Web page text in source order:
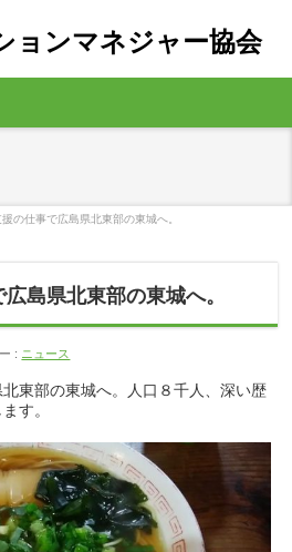
ョンマネジャー協会
援の仕事で広島県北東部の東城へ。
島県北東部の東城へ。
: ニュース
東部の東城へ。人口８千人、深い歴
す。